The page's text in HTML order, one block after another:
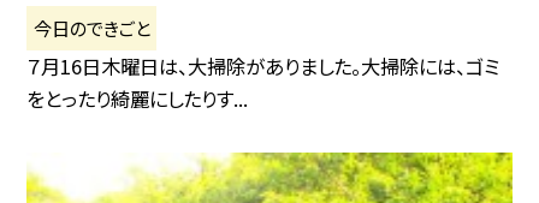
今日のできごと
７月16日木曜日は、大掃除がありました。大掃除には、ゴミ
をとったり綺麗にしたりす...